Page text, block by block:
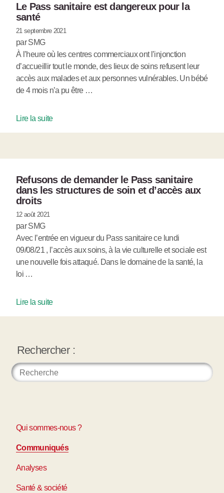
Le Pass sanitaire est dangereux pour la
santé
21 septembre 2021
par SMG
À l’heure où les centres commerciaux ont l’injonction
d’accueillir tout le monde, des lieux de soins refusent leur
accès aux malades et aux personnes vulnérables. Un bébé
de 4 mois n’a pu être …
Lire la suite
Refusons de demander le Pass sanitaire
dans les structures de soin et d’accès aux
droits
12 août 2021
par SMG
Avec l’entrée en vigueur du Pass sanitaire ce lundi
09/08/21 , l’accès aux soins, à la vie culturelle et sociale est
une nouvelle fois attaqué. Dans le domaine de la santé, la
loi …
Lire la suite
Rechercher :
Qui sommes-nous ?
Communiqués
Analyses
Santé & société